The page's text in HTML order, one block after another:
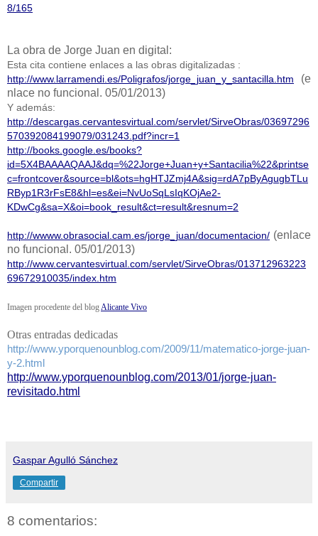
8/165
La obra de Jorge Juan en digital:
Esta cita contiene enlaces a las obras digitalizadas :
http://www.larramendi.es/Poligrafos/jorge_juan_y_santacilla.htm
(e
nlace no funcional. 05/01/2013)
Y además:
http://descargas.cervantesvirtual.com/servlet/SirveObras/03697296
570392084199079/031243.pdf?incr=1
http://books.google.es/books?
id=5X4BAAAAQAAJ&dq=%22Jorge+Juan+y+Santacilia%22&printse
c=frontcover&source=bl&ots=hgHTJZmj4A&sig=rdA7pByAgugbTLu
RByp1R3rFsE8&hl=es&ei=NvUoSqLsIqKOjAe2-
KDwCg&sa=X&oi=book_result&ct=result&resnum=2
http://wwww.obrasocial.cam.es/jorge_juan/documentacion/ (enlace
no funcional. 05/01/2013)
http://www.cervantesvirtual.com/servlet/SirveObras/013712963223
69672910035/index.htm
Imagen procedente del blog Alicante Vivo
Otras entradas dedicadas
http://www.yporquenounblog.com/2009/11/matematico-jorge-juan-
y-2.html
http://www.yporquenounblog.com/2013/01/jorge-juan-
revisitado.html
Gaspar Agulló Sánchez
Compartir
8 comentarios: